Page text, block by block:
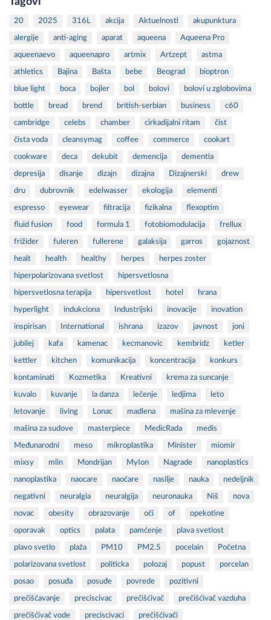
20 2025 316L akcija Aktuelnosti akupunktura
alergije anti-aging aparat aqueena Aqueena Pro
aqueenaevo aqueenapro artmix Artzept astma
athletics Bajina Bašta bebe Beograd bioptron
blue light boca bojler bol bolovi bolovi u zglobovima
bottle bread brend british-serbian business c60
cambridge celebs chamber cirkadijalni ritam čist
čista voda cleansymag coffee commerce cookart
cookware deca dekubit demencija dementia
depresija disanje dizajn dizajna Dizajnerski drew
dru dubrovnik edelwasser ekologija elementi
espresso eyewear filtracija fizikalna flexoptim
fluid fusion food formula 1 fotobiomodulacija frellux
frižider fuleren fullerene galaksija garros gojaznost
healt health healthy herpes herpes zoster
hiperpolarizovana svetlost hipersvetlosna
hipersvetlosna terapija hipersvetlost hotel hrana
hyperlight indukciona Industrijski inovacije inovation
inspirisan International ishrana izazov javnost joni
jubilej kafa kamenac kecmanovic kembridz ketler
kettler kitchen komunikacija koncentracija konkurs
kontaminati Kozmetika Kreativni krema za suncanje
kuvalo kuvanje la danza lečenje ledjima leto
letovanje living Lonac madlena mašina za mlevenje
mašina za sudove masterpiece MedicRada medis
Međunarodni meso mikroplastika Minister miomir
mixsy mlin Mondrijan MyIon Nagrade nanoplastics
nanoplastika naocare naočare nasilje nauka nedeljnik
negativni neuralgia neuralgija neuronauka Niš nova
novac obesity obrazovanje oči of opekotine
oporavak optics palata pamćenje plava svetlost
plavo svetlo plaža PM10 PM2.5 pocelain Početna
polarizovana svetlost politicka polozaj popust porcelan
posao posuđa posuđe povrede pozitivni
prečišćavanje preciscivac prečišćivač prečišćivač vazduha
prečišćivač vode preciscivaci prečišćivači